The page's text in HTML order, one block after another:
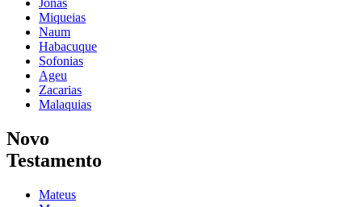
Miqueias
Naum
Habacuque
Sofonias
Ageu
Zacarias
Malaquias
Novo
Testamento
Mateus